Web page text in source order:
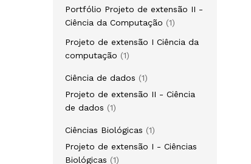
Portfólio Projeto de extensão II -
Ciência da Computação
1
Projeto de extensão I Ciência da
computação
1
Ciência de dados
1
Projeto de extensão II - Ciência
de dados
1
Ciências Biológicas
1
Projeto de extensão I - Ciências
Biológicas
1